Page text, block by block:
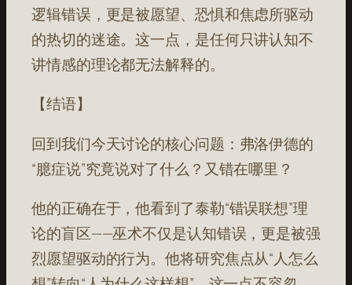
逻辑错误，更是被愿望、恐惧和焦虑所驱动
的热切的迷途。这一点，是任何只讲认知不
讲情感的理论都无法解释的。
【结语】
回到我们今天讨论的核心问题：弗洛伊德的
“臆症说”究竟说对了什么？又错在哪里？
他的正确在于，他看到了泰勒“错误联想”理
论的盲区——巫术不仅是认知错误，更是被强
烈愿望驱动的行为。他将研究焦点从“人怎么